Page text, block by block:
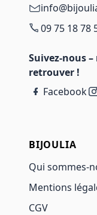
09 75 18 78
Suivez-nous
retrouver !
Facebook
BIJOULIA
Qui sommes-
Mentions
CGV